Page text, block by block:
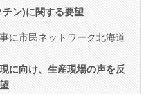
ン)に関する要望
に市民ネットワーク北海道
に向け、生産現場の声を反